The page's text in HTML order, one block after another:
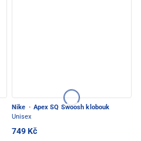
Nike · Apex SQ Swoosh klobouk
Unisex
749 Kč